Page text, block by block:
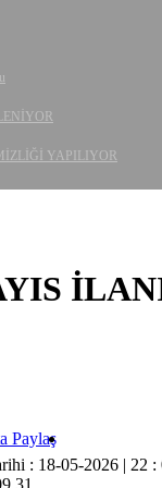
YAPILIYOR
: 18-05-2026 | 22 :
31